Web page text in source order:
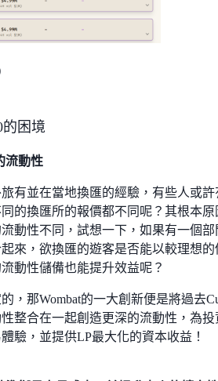
的困境
流動性
有並在當地換匯的經驗，有些人或許
的換匯所的報價都不同呢？其根本原
動性不同，試想一下，如果有一個部
來，欲換匯的遊客是否能以較理想的
動性儲備也能提升效益呢？
，那Wombat的一大創新便是將過去
性整合在一起創造更深的流動性，為投
驗，並提供LP最大化的資本收益！